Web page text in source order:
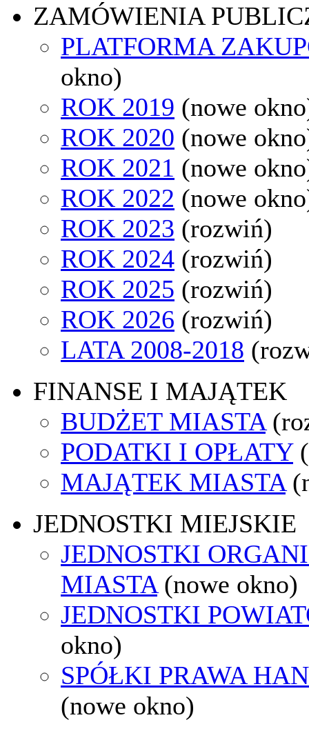
ZAMÓWIENIA
PLATFORMA
okno)
ROK 2019 (nowe
ROK 2020 (nowe
ROK 2021 (nowe
ROK 2022 (nowe
ROK 2023 (rozwiń)
ROK 2024 (rozwiń)
ROK 2025 (rozwiń)
ROK 2026 (rozwiń)
LATA 2008-2018
FINANSE I MAJĄTEK
BUDŻET MIASTA
PODATKI I OPŁATY
MAJĄTEK MIASTA
JEDNOSTKI MIEJSKIE
JEDNOSTKI
MIASTA (nowe okno)
JEDNOSTKI
okno)
SPÓŁKI PRAWA
(nowe okno)